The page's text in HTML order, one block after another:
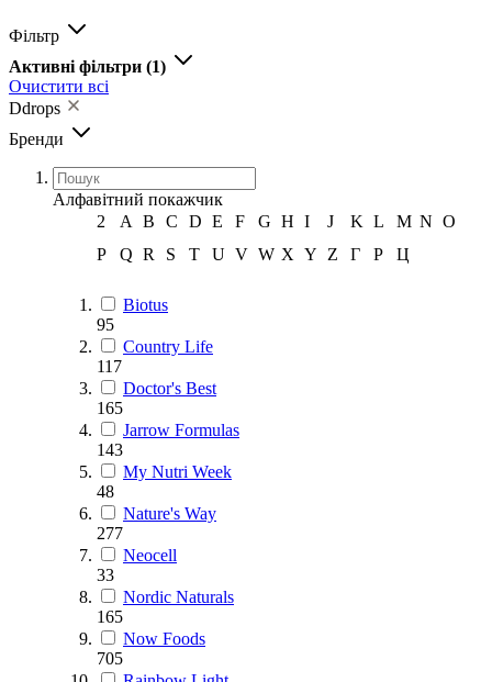
Фільтр
Активні фільтри (1)
Очистити всі
Ddrops
Бренди
Алфавітний покажчик
2
A B C D E F G H I J K L M N O
P
Q R S T U V W X Y Z Г Р Ц
Biotus
95
Country Life
117
Doctor's Best
165
Jarrow Formulas
143
My Nutri Week
48
Nature's Way
277
Neocell
33
Nordic Naturals
165
Now Foods
705